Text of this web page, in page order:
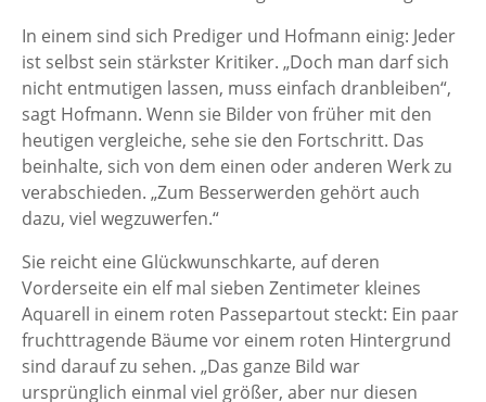
In einem sind sich Prediger und Hofmann einig: Jeder
ist selbst sein stärkster Kritiker. „Doch man darf sich
nicht entmutigen lassen, muss einfach dranbleiben“,
sagt Hofmann. Wenn sie Bilder von früher mit den
heutigen vergleiche, sehe sie den Fortschritt. Das
beinhalte, sich von dem einen oder anderen Werk zu
verabschieden. „Zum Besserwerden gehört auch
dazu, viel wegzuwerfen.“
Sie reicht eine Glückwunschkarte, auf deren
Vorderseite ein elf mal sieben Zentimeter kleines
Aquarell in einem roten Passepartout steckt: Ein paar
fruchttragende Bäume vor einem roten Hintergrund
sind darauf zu sehen. „Das ganze Bild war
ursprünglich einmal viel größer, aber nur diesen